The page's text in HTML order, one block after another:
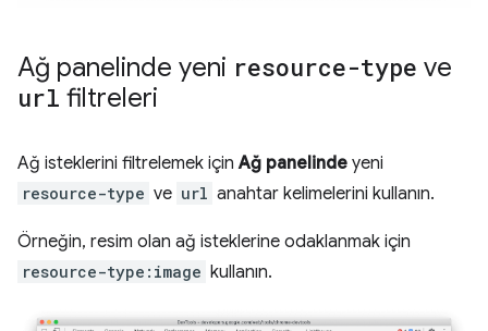
Ağ panelinde yeni resource-type ve
url filtreleri
Ağ isteklerini filtrelemek içinAğ panelinde yeni
resource-type ve url anahtar kelimelerini kullanın.
Örneğin, resim olan ağ isteklerine odaklanmak için
resource-type:image kullanın.